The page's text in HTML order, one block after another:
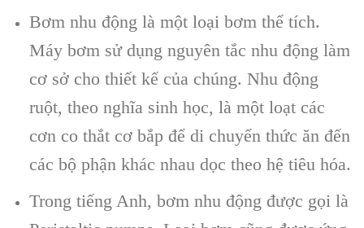
Bơm nhu động là một loại bơm thể tích.
Máy bơm sử dụng nguyên tắc nhu động làm
cơ sở cho thiết kế của chúng. Nhu động
ruột, theo nghĩa sinh học, là một loạt các
cơn co thắt cơ bắp để di chuyển thức ăn đến
các bộ phận khác nhau dọc theo hệ tiêu hóa.
Trong tiếng Anh, bơm nhu động được gọi là